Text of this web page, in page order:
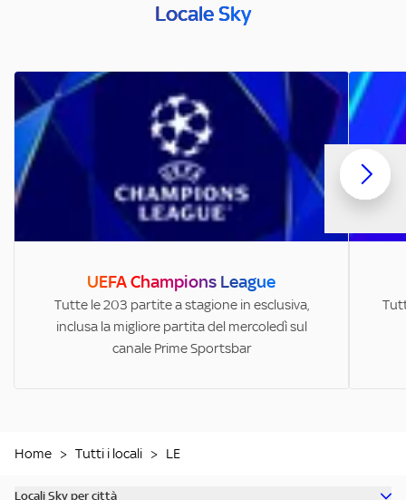
Locale Sky
UEFA Champions League
Tutte le 203 partite a stagione in esclusiva,
inclusa la migliore partita del mercoledì sul
canale Prime Sportsbar
Home > Tutti i locali > LE
Locali Sky per città